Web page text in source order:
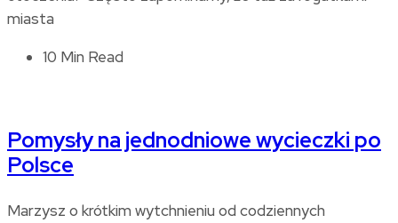
miasta
10 Min Read
Pomysły na jednodniowe wycieczki po
Polsce
Marzysz o krótkim wytchnieniu od codziennych